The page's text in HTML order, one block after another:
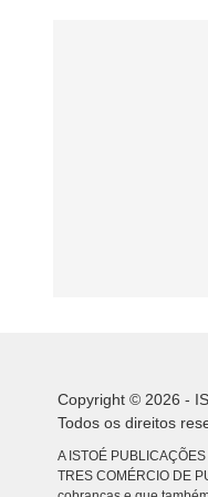
Copyright © 2026 -
Todos os direitos
A ISTOÉ
TRES COMÉRCIO DE